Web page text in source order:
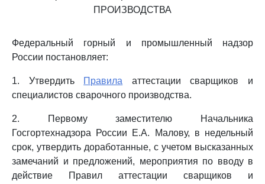
ПРОИЗВОДСТВА
Федеральный горный и промышленный надзор
России постановляет:
1. Утвердить Правила аттестации сварщиков и
специалистов сварочного производства.
2. Первому заместителю Начальника
Госгортехнадзора России Е.А. Малову, в недельный
срок, утвердить доработанные, с учетом высказанных
замечаний и предложений, мероприятия по вводу в
действие Правил аттестации сварщиков и